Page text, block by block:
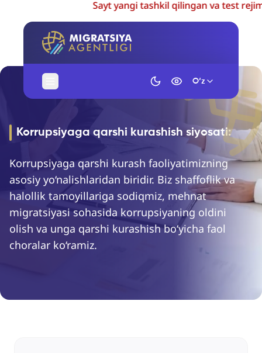
Sayt yangi tashkil qilingan va test
O‘z
Korrupsiyaga qarshi kurashish siyosati:
Korrupsiyaga qarshi kurash faoliyatimizning
asosiy yo‘nalishlaridan biridir. Biz shaffoflik va
halollik tamoyillariga sodiqmiz, mehnat
migratsiyasi sohasida korrupsiyaning oldini
olish va unga qarshi kurashish bo‘yicha faol
choralar ko‘ramiz.